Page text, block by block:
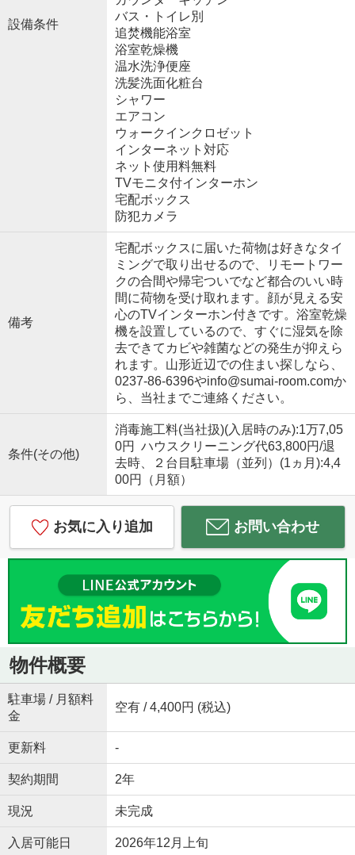
設備条件
バス・トイレ別
追焚機能浴室
浴室乾燥機
温水洗浄便座
洗髪洗面化粧台
シャワー
エアコン
ウォークインクロゼット
インターネット対応
ネット使用料無料
TVモニタ付インターホン
宅配ボックス
防犯カメラ
備考
宅配ボックスに届いた荷物は好きなタイ
ミングで取り出せるので、リモートワー
クの合間や帰宅ついでなど都合のいい時
間に荷物を受け取れます。顔が見える安
心のTVインターホン付きです。浴室乾燥
機を設置しているので、すぐに湿気を除
去できてカビや雑菌などの発生が抑えら
れます。山形近辺での住まい探しなら、
0237-86-6396やinfo@sumai-room.comか
ら、当社までご連絡ください。
条件(その他)
消毒施工料(当社扱)(入居時のみ):1万7,05
0円 ハウスクリーニング代63,800円/退
去時、２台目駐車場（並列）(1ヵ月):4,4
00円（月額）
お気に入り追加 お問い合わせ
物件概要
駐車場 / 月額料
金
空有 / 4,400円 (税込)
更新料 -
契約期間 2年
現況 未完成
入居可能日 2026年12月上旬